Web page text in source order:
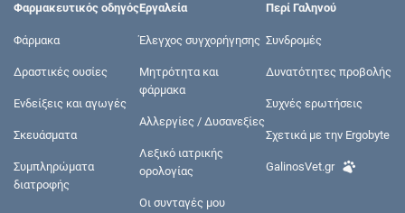
Φαρμακευτικός οδηγός
Φάρμακα
Δραστικές ουσίες
Ενδείξεις και αγωγές
Σκευάσματα
Συμπληρώματα
διατροφής
Εργαλεία
Έλεγχος συγχορήγησης
Μητρότητα και
φάρμακα
Αλλεργίες / Δυσανεξίες
Λεξικό ιατρικής
ορολογίας
Οι συνταγές μου
Περί Γαληνού
Συνδρομές
Δυνατότητες προβολής
Συχνές ερωτήσεις
Σχετικά με την Ergobyte
GalinosVet.gr